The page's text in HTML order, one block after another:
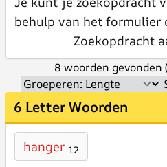
behulp van het formulier
Zoekopdracht
8 woorden gevonden
6 Letter Woorden
hanger 12